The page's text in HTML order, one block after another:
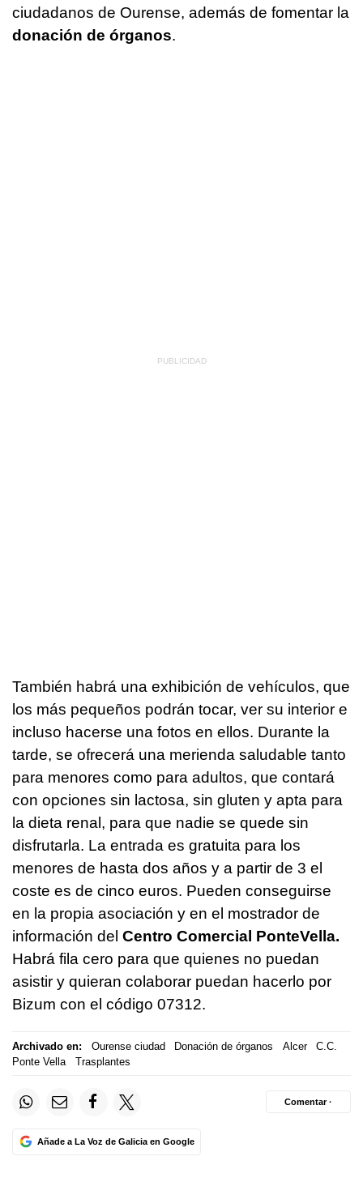
ciudadanos de Ourense, además de fomentar la
donación de órganos.
También habrá una exhibición de vehículos, que
los más pequeños podrán tocar, ver su interior e
incluso hacerse una fotos en ellos. Durante la
tarde, se ofrecerá una merienda saludable tanto
para menores como para adultos, que contará
con opciones sin lactosa, sin gluten y apta para
la dieta renal, para que nadie se quede sin
disfrutarla. La entrada es gratuita para los
menores de hasta dos años y a partir de 3 el
coste es de cinco euros. Pueden conseguirse
en la propia asociación y en el mostrador de
información del Centro Comercial PonteVella.
Habrá fila cero para que quienes no puedan
asistir y quieran colaborar puedan hacerlo por
Bizum con el código 07312.
Archivado en: Ourense ciudad Donación de órganos Alcer
C.C.
Ponte Vella
Trasplantes
Añade a La Voz de Galicia en Google
Comentar ·